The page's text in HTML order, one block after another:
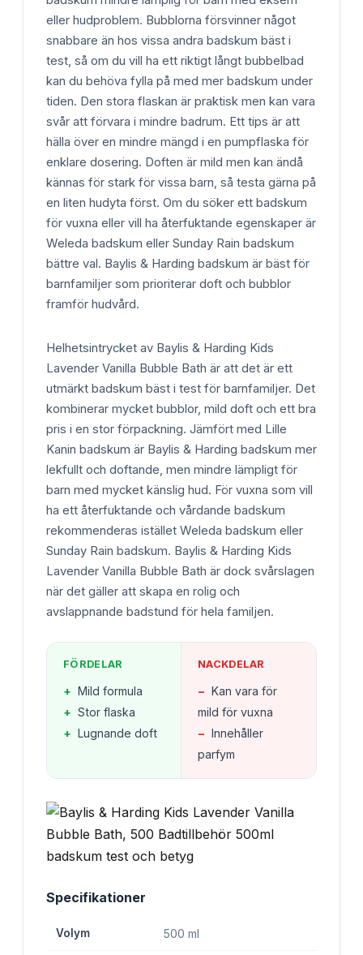
eller hudproblem. Bubblorna försvinner något
snabbare än hos vissa andra badskum bäst i
test, så om du vill ha ett riktigt långt bubbelbad
kan du behöva fylla på med mer badskum under
tiden. Den stora flaskan är praktisk men kan vara
svår att förvara i mindre badrum. Ett tips är att
hälla över en mindre mängd i en pumpflaska för
enklare dosering. Doften är mild men kan ändå
kännas för stark för vissa barn, så testa gärna på
en liten hudyta först. Om du söker ett badskum
för vuxna eller vill ha återfuktande egenskaper är
Weleda badskum eller Sunday Rain badskum
bättre val. Baylis & Harding badskum är bäst för
barnfamiljer som prioriterar doft och bubblor
framför hudvård.
Helhetsintrycket av Baylis & Harding Kids
Lavender Vanilla Bubble Bath är att det är ett
utmärkt badskum bäst i test för barnfamiljer. Det
kombinerar mycket bubblor, mild doft och ett bra
pris i en stor förpackning. Jämfört med Lille
Kanin badskum är Baylis & Harding badskum mer
lekfullt och doftande, men mindre lämpligt för
barn med mycket känslig hud. För vuxna som vill
ha ett återfuktande och vårdande badskum
rekommenderas istället Weleda badskum eller
Sunday Rain badskum. Baylis & Harding Kids
Lavender Vanilla Bubble Bath är dock svårslagen
när det gäller att skapa en rolig och
avslappnande badstund för hela familjen.
FÖRDELAR
+ Mild formula
+ Stor flaska
+ Lugnande doft
NACKDELAR
− Kan vara för
mild för vuxna
− Innehåller
parfym
Specifikationer
Volym 500 ml